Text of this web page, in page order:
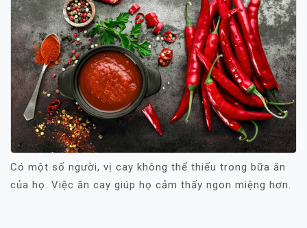
Có một số người, vị cay không thể thiếu trong bữa ăn
của họ. Việc ăn cay giúp họ cảm thấy ngon miệng hơn.